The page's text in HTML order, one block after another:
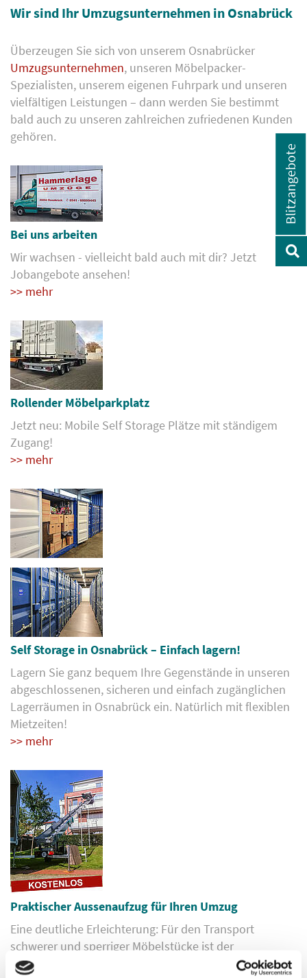
Wir sind Ihr Umzugsunternehmen in Osnabrück
Überzeugen Sie sich von unserem Osnabrücker
Umzugsunternehmen, unseren Möbelpacker-
Spezialisten, unserem eigenen Fuhrpark und unseren
vielfältigen Leistungen – dann werden Sie bestimmt
bald auch zu unseren zahlreichen zufriedenen Kunden
gehören.
Bei uns arbeiten
Wir wachsen - vielleicht bald auch mit dir? Jetzt
Jobangebote ansehen!
>> mehr
Rollender Möbelparkplatz
Jetzt neu: Mobile Self Storage Plätze mit ständigem
Zugang!
>> mehr
Self Storage in Osnabrück – Einfach lagern!
Lagern Sie ganz bequem Ihre Gegenstände in unseren
abgeschlossenen, sicheren und einfach zugänglichen
Lagerräumen in Osnabrück ein. Natürlich mit flexiblen
Mietzeiten!
>> mehr
Praktischer Aussenaufzug für Ihren Umzug
Eine deutliche Erleichterung: Für den Transport
schwerer und sperriger Möbelstücke ist der
Aussenaufzug besonders geeignet.
Blitzangebote